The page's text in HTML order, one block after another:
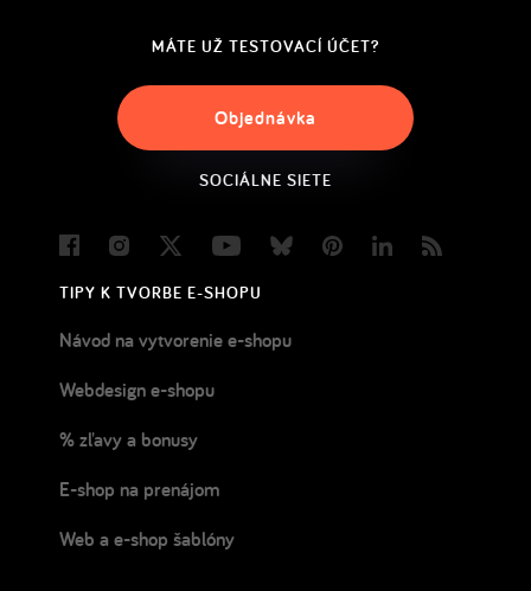
MÁTE UŽ TESTOVACÍ ÚČET?
Objednávka
SOCIÁLNE SIETE
FacebookInstagram
Twitter YoutubeBlueskyPinterestLinkedIn
TIPY K TVORBE E-SHOPU
Návod na vytvorenie e-shopu
Webdesign e-shopu
% zľavy a bonusy
E-shop na prenájom
Web a e-shop šablóny